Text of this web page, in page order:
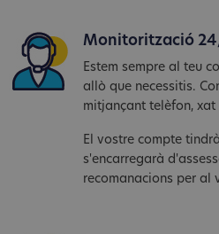
Monitorització
Estem sempre al teu
allò que necessitis.
mitjançant telèfon, xat
El vostre compte
s'encarregarà
recomanacions per al